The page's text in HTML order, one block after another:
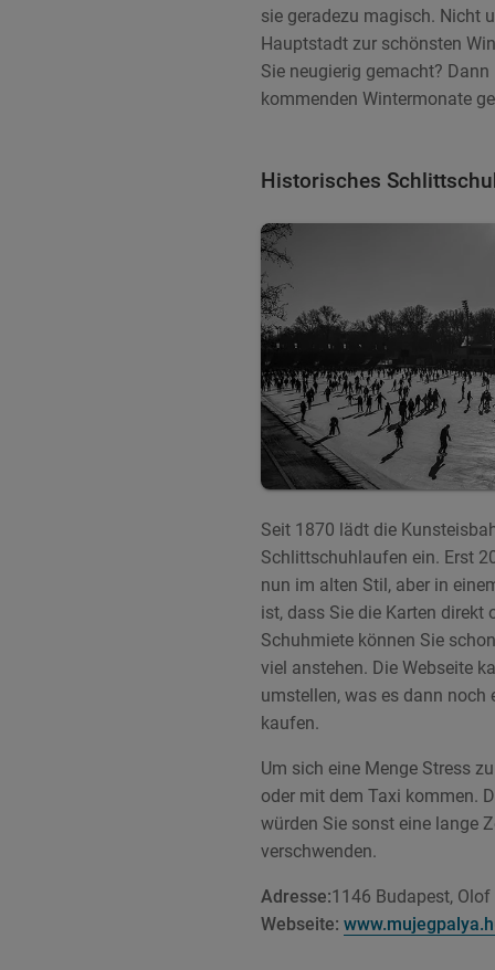
sie geradezu magisch. Nicht
Hauptstadt zur schönsten
Sie neugierig gemacht?
kommenden Wintermonate
Historisches
Seit 1870 lädt die
Schlittschuhlaufen ein. Erst
nun im alten Stil, aber in
ist, dass Sie die Karten
Schuhmiete können Sie
viel anstehen. Die Webseite
umstellen, was es dann
kaufen.
Um sich eine Menge Stress
oder mit dem Taxi kommen.
würden Sie sonst eine lange
verschwenden.
Adresse:1146 Budapest,
Webseite: